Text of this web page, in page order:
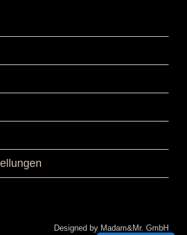
Designed by Madam&Mr. GmbH